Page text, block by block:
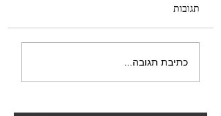
אנשים מספרים על הצלחה
תגובות
כתיבת תגובה...